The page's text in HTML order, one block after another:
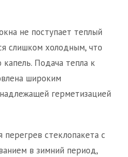
не поступает теплый
слишком холодным, что
Подача тепла к
широким
герметизацией
перегрев стеклопакета с
в зимний период,